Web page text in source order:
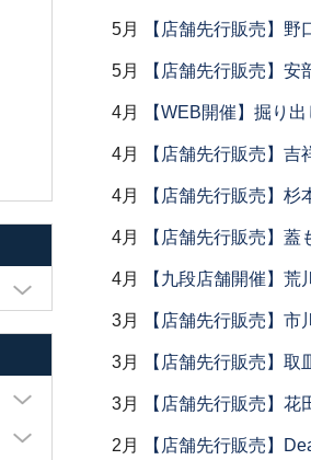
5月 【店舗先行販売】野
5月 【店舗先行販売】
4月 【WEB開催】掘り
4月 【店舗先行販売】吉
4月 【店舗先行販売】
4月 【店舗先行販売】蓋
4月 【九段店舗開催】荒
3月 【店舗先行販売】
3月 【店舗先行販売】取
3月 【店舗先行販売】
2月 【店舗先行販売】